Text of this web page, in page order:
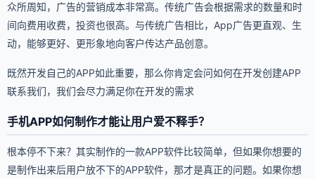
众所周知，广告的营销成本非常高。传统广告会根据需求的数量和时
间向费用收费，投资也很高。与传统广告相比，App广告更直观、生
动，能够更好、更形象地向客户传达产品创意。
既然开发自己的APP如此重要，那么你肯定会问如何在开发创建APP
联系我们，我们会尽力满足你在开发的需求
手机APP如何制作才能让用户爱不释手？
根本停不下来？其实制作的一款APP软件比较简单，但如果你想要的
是制作出来后用户放不下的APP软件，那才是真正的问题。如果你想